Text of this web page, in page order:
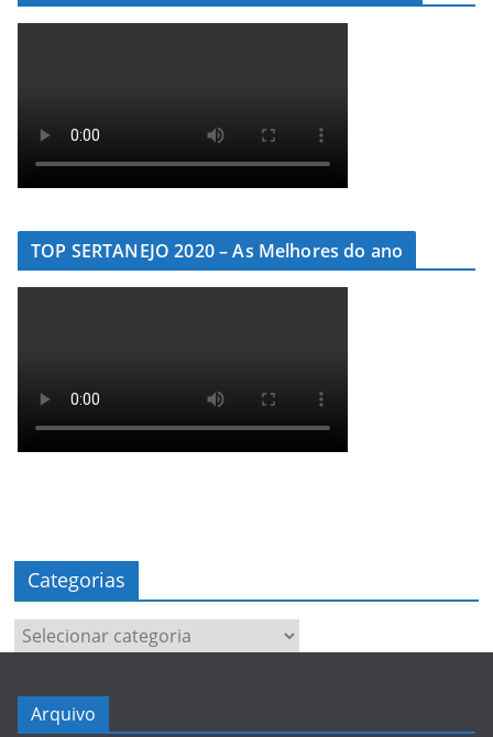
TOP SERTANEJO 2020 – As Melhores do ano
Categorias
Categorias
Arquivo